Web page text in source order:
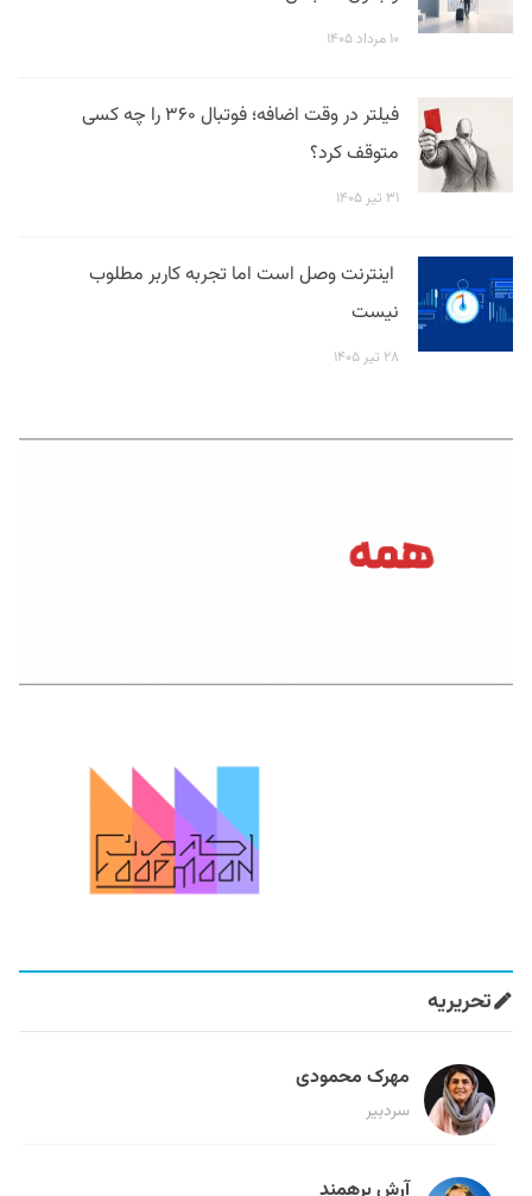
۱۰ مرداد ۱۴۰۵
فیلتر در وقت اضافه؛ فوتبال ۳۶۰ را چه کسی
متوقف کرد؟
۳۱ تیر ۱۴۰۵
اینترنت وصل است اما تجربه کاربر مطلوب
نیست
۲۸ تیر ۱۴۰۵
تحریریه
مهرک محمودی
سردبیر